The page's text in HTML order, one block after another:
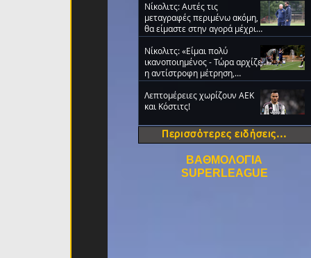
Νίκολιτς: Αυτές τις
μεταγραφές περιμένω ακόμη,
θα είμαστε στην αγορά μέχρι
την τελευταία ημέρα
Νίκολιτς: «Είμαι πολύ
ικανοποιημένος - Τώρα αρχίζει
η αντίστροφη μέτρηση,
σκεφτόμαστε μόνο τον ΟΦΗ»
Λεπτομέρειες χωρίζουν ΑΕΚ
και Κόστιτς!
ΒΑΘΜΟΛΟΓΙΑ
SUPERLEAGUE
Περισσότερες ειδήσεις...